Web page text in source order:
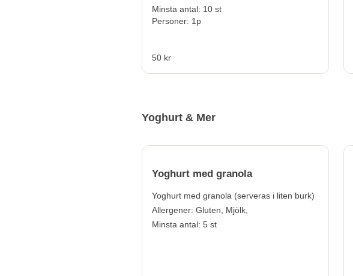
Minsta antal: 10 st
Personer: 1p
50 kr
Yoghurt & Mer
Yoghurt med granola
Yoghurt med granola (serveras i liten burk)
Allergener: Gluten, Mjölk,
Minsta antal: 5 st